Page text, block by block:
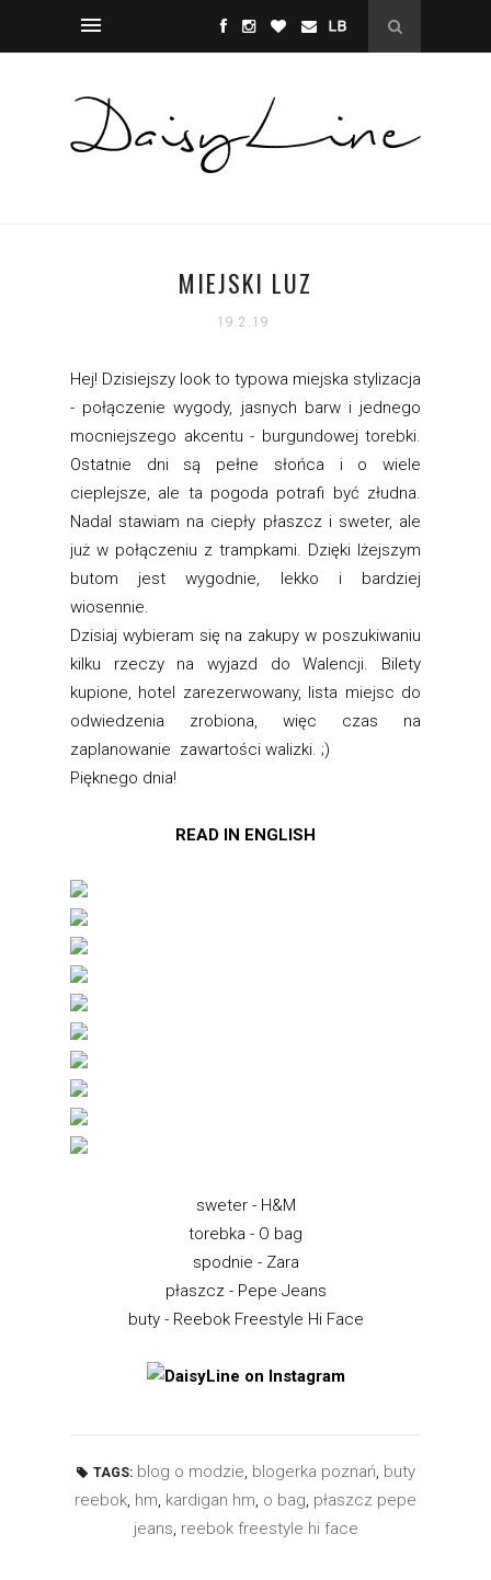
MIEJSKI LUZ
19.2.19
Hej! Dzisiejszy look to typowa miejska stylizacja
- połączenie wygody, jasnych barw i jednego
mocniejszego akcentu - burgundowej torebki.
Ostatnie dni są pełne słońca i o wiele
cieplejsze, ale ta pogoda potrafi być złudna.
Nadal stawiam na ciepły płaszcz i sweter, ale
już w połączeniu z trampkami. Dzięki lżejszym
butom jest wygodnie, lekko i bardziej
wiosennie.
Dzisiaj wybieram się na zakupy w poszukiwaniu
kilku rzeczy na wyjazd do Walencji. Bilety
kupione, hotel zarezerwowany, lista miejsc do
odwiedzenia zrobiona, więc czas na
zaplanowanie zawartości walizki. ;)
Pięknego dnia!
READ IN ENGLISH
sweter - H&M
torebka - O bag
spodnie - Zara
płaszcz - Pepe Jeans
buty - Reebok Freestyle Hi Face
TAGS: blog o modzie, blogerka poznań, buty
reebok, hm, kardigan hm, o bag, płaszcz pepe
jeans, reebok freestyle hi face